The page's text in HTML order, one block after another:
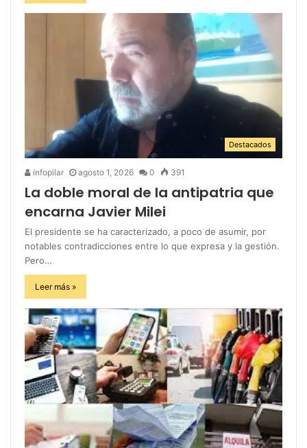
Destacados
infopilar agosto 1, 2026 0 391
La doble moral de la antipatria que
encarna Javier Milei
El presidente se ha caracterizado, a poco de asumir, por
notables contradicciones entre lo que expresa y la gestión.
Pero…
Leer más »